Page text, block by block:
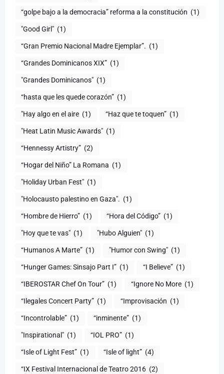
“golpe bajo a la democracia” reforma a la constitución (1)
"Good Girl" (1)
“Gran Premio Nacional Madre Ejemplar”. (1)
“Grandes Dominicanos XIX” (1)
"Grandes Dominicanos" (1)
(1)
"Hay algo en el aire (1) “Haz que te toquen” (1)
"Heat Latin Music Awards" (1)
“Hennessy Artistry” (2)
“Hogar del Niño” La Romana (1)
(1)
"Holocausto palestino en Gaza". (1)
“Hombre de Hierro” (1) (1)
"Hoy que te vas" (1) "Hubo Alguien" (1)
“Humanos A Marte” (1) "Humor con Swing" (1)
(1) “I Believe” (1)
“IBEROSTAR Chef On Tour” (1) “Ignore No More (1)
“Ilegales Concert Party” (1) “Improvisación (1)
“Incontrolable” (1) “inminente” (1)
"Inspirational" (1) “IOL PRO” (1)
“Isle of Light Fest” (1) “Isle of light” (4)
“IX Festival Internacional de Teatro 2016 (2)